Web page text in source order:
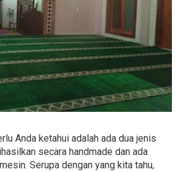
Anda ketahui adalah ada dua jenis
secara handmade dan ada
Serupa dengan yang kita tahu,